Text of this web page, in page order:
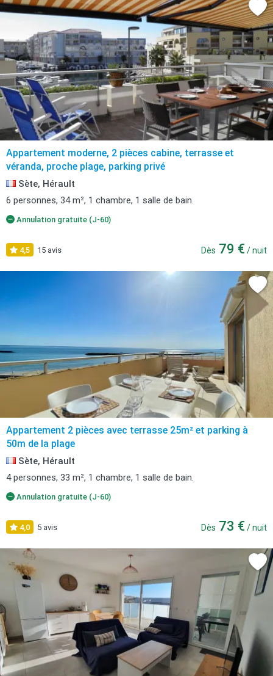
Appartement moderne, 2 pièces cabine, terrasse et
véranda, proche plage, parking privé
Sète, Hérault
6 personnes, 34 m², 1 chambre, 1 salle de bain.
Annulation gratuite (J-60)
4,5 15 avis Dès 79 € / nuit
Appartement 2 pièces avec terrasse 25m² et parking à
50m de la plage
Sète, Hérault
4 personnes, 33 m², 1 chambre, 1 salle de bain.
Annulation gratuite (J-60)
4,0 5 avis Dès 73 € / nuit